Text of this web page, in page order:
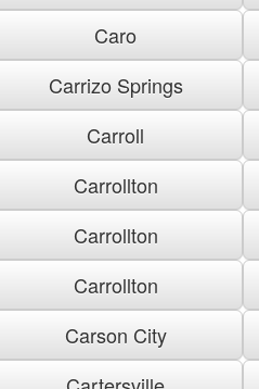
Caro
Carrizo Springs
Carroll
Carrollton
Carrollton
Carrollton
Carson City